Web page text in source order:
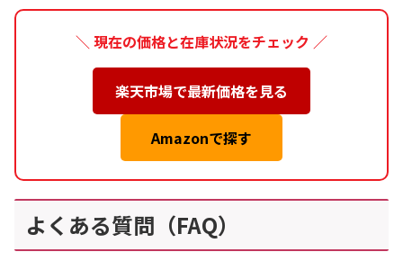
＼ 現在の価格と在庫状況をチェック ／
楽天市場で最新価格を見る
Amazonで探す
よくある質問（FAQ）